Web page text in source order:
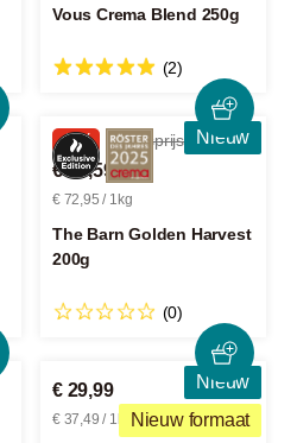
Vous Crema Blend 250g
(2)
Nieuw
-14% Adviesprijs € 17,00
€ 14,59
€ 72,95 / 1kg
The Barn Golden Harvest
200g
(0)
Nieuw
Nieuw formaat
€ 29,99
€ 37,49 / 1kg